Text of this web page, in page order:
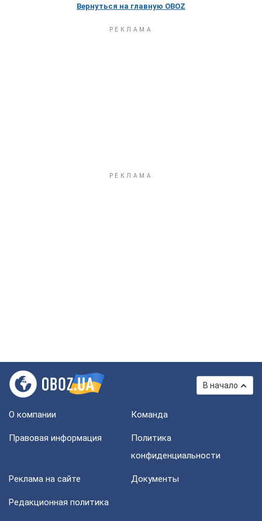
Вернуться на главную OBOZ
В начало
О компании Команда
Правовая информация
Политика
конфиденциальности
Реклама на сайте Документы
Редакционная политика